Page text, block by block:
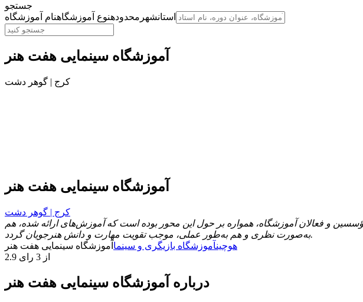
جستجو
استانشهر محدودهنوع آموزشگاهنام آموزشگاه
آموزشگاه سینمایی هفت هنر
کرج | گوهر دشت
آموزشگاه سینمایی هفت هنر
کرج | گوهر دشت
و فعالان آموزشگاه، همواره بر حول این محور بوده است که آموزش‌های ارائه شده، هم
به‌صورت نظری و هم به‌طور عملی، موجب تقویت مهارت و دانش هنرجویان گردد.
هوچینآموزشگاه بازیگری و سینما آموزشگاه سینمایی هفت هنر
2.9 از 3 رای
درباره آموزشگاه سینمایی هفت هنر